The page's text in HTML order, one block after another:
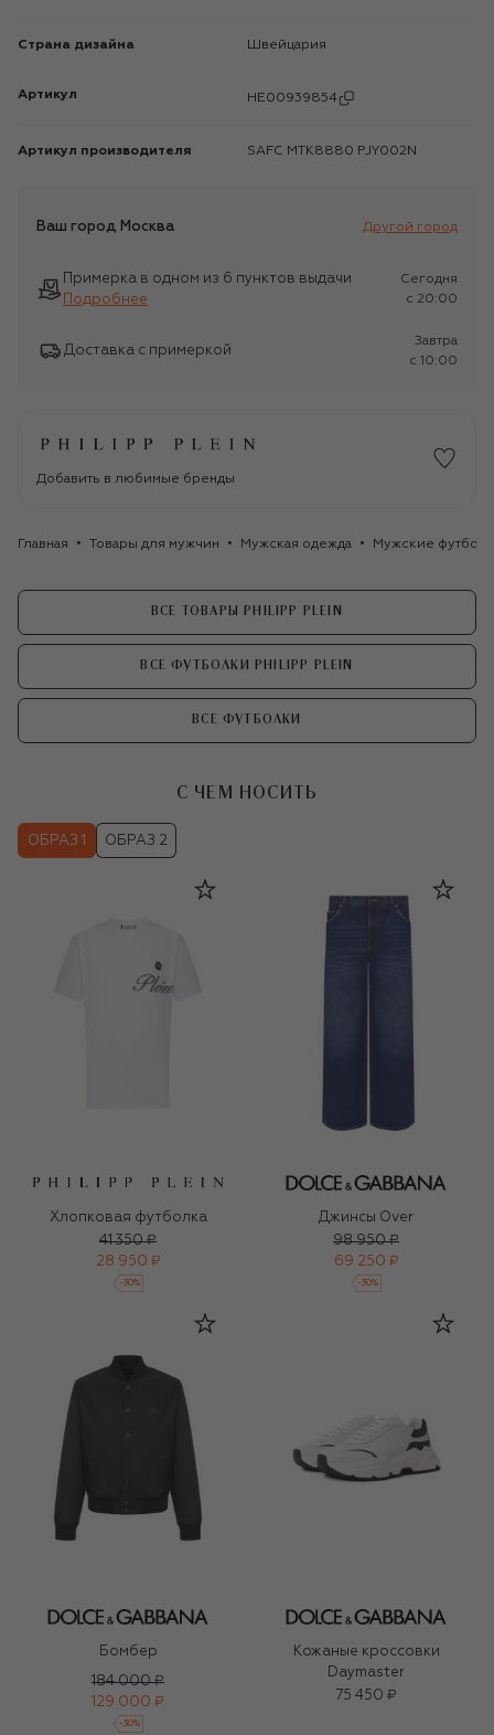
Страна дизайна Швейцария
Артикул HE00939854
Артикул производителя SAFC MTK8880 PJY002N
Ваш город Москва Другой город
Примерка в одном из 6 пунктов выдачи
Подробнее
Сегодня
c 20:00
Доставка с примеркой
Завтра
c 10:00
Добавить в любимые бренды
Главная Товары для мужчин Мужская одежда Мужские
ВСЕ ТОВАРЫ PHILIPP PLEIN
ВСЕ ФУТБОЛКИ PHILIPP PLEIN
ВСЕ ФУТБОЛКИ
С ЧЕМ НОСИТЬ
ОБРАЗ 1 ОБРАЗ 2
Хлопковая футболка
41 350 ₽
28 950 ₽
-30%
Джинсы Over
98 950 ₽
69 250 ₽
-30%
Бомбер
184 000 ₽
129 000 ₽
-30%
Кожаные кроссовки
Daymaster
75 450 ₽